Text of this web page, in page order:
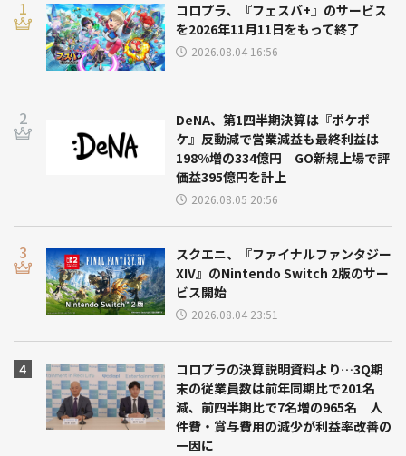
コロプラ、『フェスバ+』のサービス
を2026年11月11日をもって終了
2026.08.04 16:56
DeNA、第1四半期決算は『ポケポ
ケ』反動減で営業減益も最終利益は
198%増の334億円 GO新規上場で評
価益395億円を計上
2026.08.05 20:56
スクエニ、『ファイナルファンタジー
XIV』のNintendo Switch 2版のサー
ビス開始
2026.08.04 23:51
コロプラの決算説明資料より…3Q期
末の従業員数は前年同期比で201名
減、前四半期比で7名増の965名 人
件費・賞与費用の減少が利益率改善の
一因に